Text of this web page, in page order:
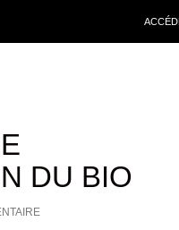
DU BIO